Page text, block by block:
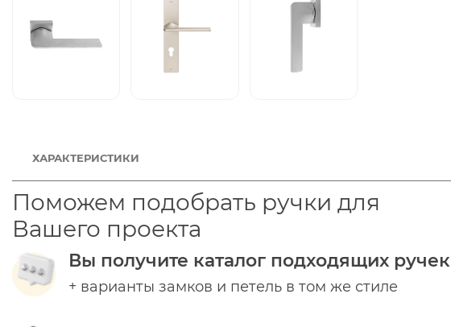
ХАРАКТЕРИСТИКИ
Поможем подобрать ручки для
Вашего проекта
Вы получите каталог подходящих ручек
+ варианты замков и петель в том же стиле